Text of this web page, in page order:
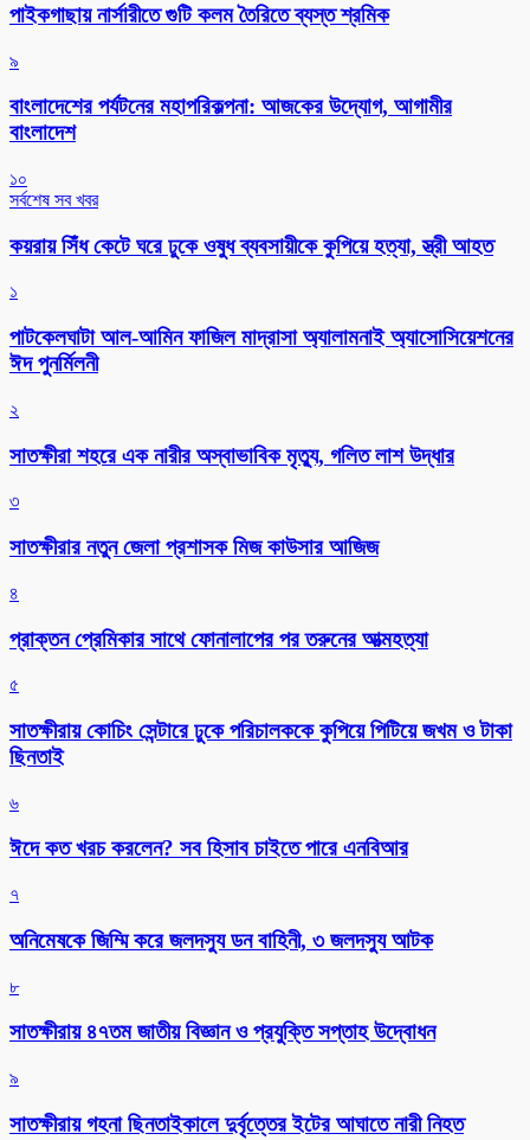
পাইকগাছায় নার্সারীতে গুটি কলম তৈরিতে ব্যস্ত শ্রমিক
৯
বাংলাদেশের পর্যটনের মহাপরিকল্পনা: আজকের উদ্যোগ, আগামীর
বাংলাদেশ
১০
সর্বশেষ সব খবর
কয়রায় সিঁধ কেটে ঘরে ঢুকে ওষুধ ব্যবসায়ীকে কুপিয়ে হত্যা, স্ত্রী আহত
১
পাটকেলঘাটা আল-আমিন ফাজিল মাদ্রাসা অ্যালামনাই অ্যাসোসিয়েশনের
ঈদ পুনর্মিলনী
২
সাতক্ষীরা শহরে এক নারীর অস্বাভাবিক মৃত্যু, গলিত লাশ উদ্ধার
৩
সাতক্ষীরার নতুন জেলা প্রশাসক মিজ কাউসার আজিজ
৪
প্রাক্তন প্রেমিকার সাথে ফোনালাপের পর তরুনের আত্মহত্যা
৫
সাতক্ষীরায় কোচিং সেন্টারে ঢুকে পরিচালককে কুপিয়ে পিটিয়ে জখম ও টাকা
ছিনতাই
৬
ঈদে কত খরচ করলেন? সব হিসাব চাইতে পারে এনবিআর
৭
অনিমেষকে জিম্মি করে জলদস্যু ডন বাহিনী, ৩ জলদস্যু আটক
৮
সাতক্ষীরায় ৪৭তম জাতীয় বিজ্ঞান ও প্রযুক্তি সপ্তাহ উদ্বোধন
৯
সাতক্ষীরায় গহনা ছিনতাইকালে দুর্বৃত্তের ইটের আঘাতে নারী নিহত